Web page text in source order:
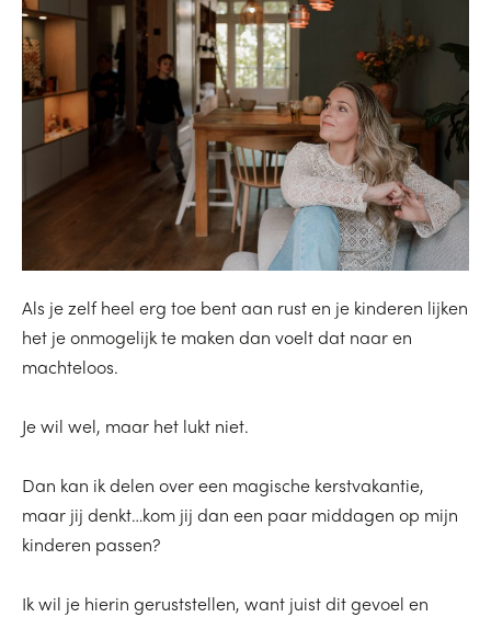
Als je zelf heel erg toe bent aan rust en je kinderen lijken
het je onmogelijk te maken dan voelt dat naar en
machteloos.
Je wil wel, maar het lukt niet.
Dan kan ik delen over een magische kerstvakantie,
maar jij denkt…kom jij dan een paar middagen op mijn
kinderen passen?
Ik wil je hierin geruststellen, want​ juist dit gevoel en